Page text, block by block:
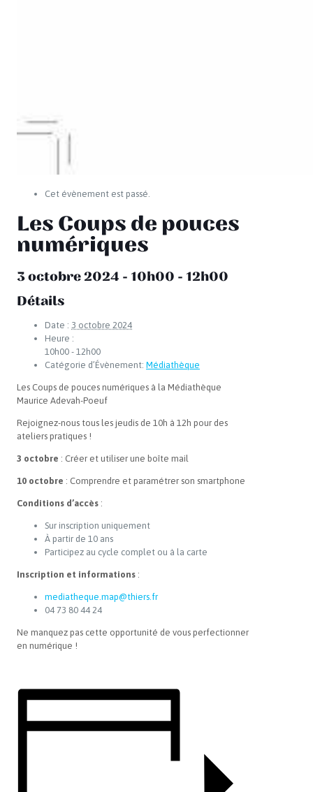
Cet évènement est passé.
Les Coups de pouces
numériques
3 octobre 2024 - 10h00 - 12h00
Détails
Date : 3 octobre 2024
Heure :
10h00 - 12h00
Catégorie d’Évènement: Médiathèque
Les Coups de pouces numériques à la Médiathèque
Maurice Adevah-Poeuf
Rejoignez-nous tous les jeudis de 10h à 12h pour des
ateliers pratiques !
3 octobre : Créer et utiliser une boîte mail
10 octobre : Comprendre et paramétrer son smartphone
Conditions d’accès :
Sur inscription uniquement
À partir de 10 ans
Participez au cycle complet ou à la carte
Inscription et informations :
mediatheque.map@thiers.fr
04 73 80 44 24
Ne manquez pas cette opportunité de vous perfectionner
en numérique !